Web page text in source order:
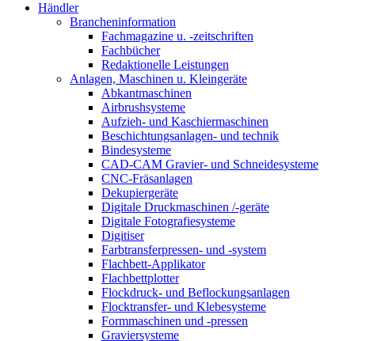
Händler
Brancheninformation
Fachmagazine u. -zeitschriften
Fachbücher
Redaktionelle Leistungen
Anlagen, Maschinen u. Kleingeräte
Abkantmaschinen
Airbrushsysteme
Aufzieh- und Kaschiermaschinen
Beschichtungsanlagen- und technik
Bindesysteme
CAD-CAM Gravier- und Schneidesysteme
CNC-Fräsanlagen
Dekupiergeräte
Digitale Druckmaschinen /-geräte
Digitale Fotografiesysteme
Digitiser
Farbtransferpressen- und -system
Flachbett-Applikator
Flachbettplotter
Flockdruck- und Beflockungsanlagen
Flocktransfer- und Klebesysteme
Formmaschinen und -pressen
Graviersysteme